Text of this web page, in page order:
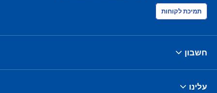
תמיכת לקוחות
חשבון
עלינו